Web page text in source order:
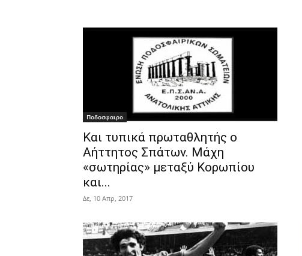
Ποδοσφαιρο
Και τυπικά πρωταθλητής ο
Αήττητος Σπάτων. Μάχη
«σωτηρίας» μεταξύ Κορωπίου
και...
Δε, 10 Απρ, 2017